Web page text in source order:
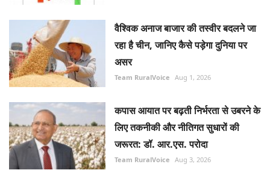
वैश्विक अनाज बाजार की तस्वीर बदलने जा
रहा है चीन, जानिए कैसे पड़ेगा दुनिया पर
असर
Team RuralVoice Aug 1, 2026
कपास आयात पर बढ़ती निर्भरता से उबरने के
लिए तकनीकी और नीतिगत सुधारों की
जरूरत: डॉ. आर.एस. परोदा
Team RuralVoice Aug 3, 2026